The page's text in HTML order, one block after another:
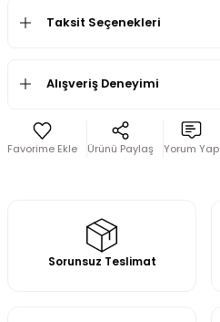
Taksit Seçenekleri
Alışveriş Deneyimi
Ürünü Paylaş Yorum Yap
Sorunsuz Teslimat